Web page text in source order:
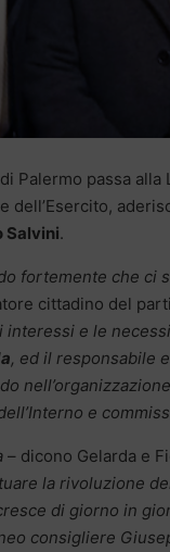
passa alla
dell’Esercito,
Salvini.
fortemente che ci
cittadino del
e le
, ed il responsabile
e
– dicono Gelarda e
la rivoluzione
di giorno in
consigliere